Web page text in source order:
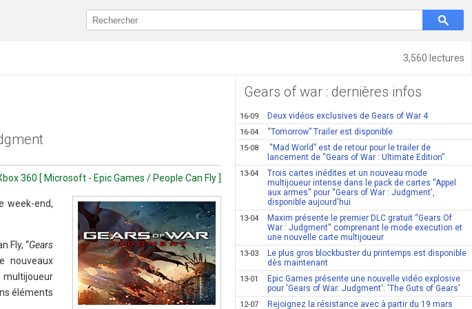
3,560 lectures
360 [ Microsoft - Epic Games / People Can Fly ]
week-end,
Fly, “Gears
nouveaux
multijoueur
éléments
Gears of war : dernières infos
16-09 Deux vidéos exclusives de Gears of War 4
16-04 “Tomorrow” Trailer est disponible
15-08
“Mad World” est de retour pour le trailer de
lancement de “Gears of War : Ultimate Edition”
13-04
Trois cartes inédites et un nouveau mode
multijoueur intense dans le pack de cartes ''Appel
aux armes'' pour ''Gears of War : Judgment',
disponible aujourd'hui
13-04
Maxim présente le premier DLC gratuit ‘'Gears Of
War : Judgment'' comprenant le mode execution et
une nouvelle carte multijoueur
13-03
Le plus gros blockbuster du printemps est disponible
dès maintenant
13-01
Epic Games présente une nouvelle vidéo explosive
pour 'Gears of War: Judgment': 'The Guts of Gears'
12-07
Rejoignez la résistance avec à partir du 19 mars